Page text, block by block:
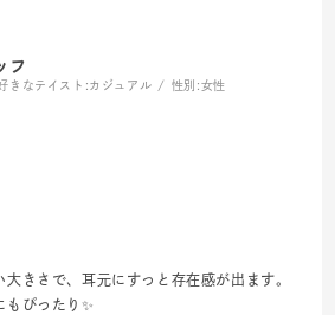
フ
きなテイスト: カジュアル 性別: 女性
きさで、耳元にすっと存在感が出ます。
もぴったり✨